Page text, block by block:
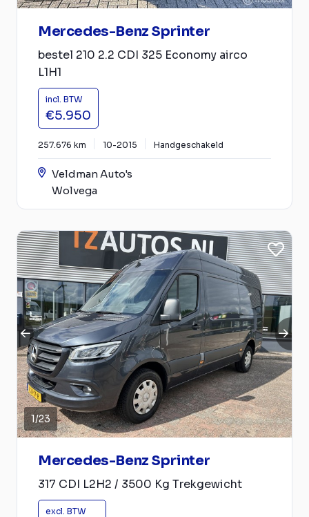
Mercedes-Benz Sprinter
bestel 210 2.2 CDI 325 Economy airco
L1H1
incl. BTW
€5.950
257.676 km 10-2015 Handgeschakeld
Veldman Auto's
Wolvega
1/23
Mercedes-Benz Sprinter
317 CDI L2H2 / 3500 Kg Trekgewicht
excl. BTW